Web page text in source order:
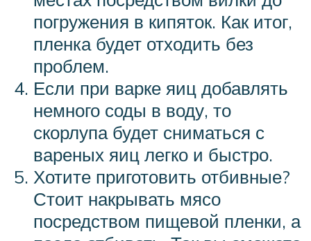
погружения в кипяток. Как итог,
пленка будет отходить без
проблем.
Если при варке яиц добавлять
немного соды в воду, то
скорлупа будет сниматься с
вареных яиц легко и быстро.
Хотите приготовить отбивные?
Стоит накрывать мясо
посредством пищевой пленки, а